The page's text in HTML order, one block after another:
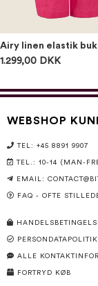
Airy linen elastik
1.299,00 DKK
WEBSHOP
TEL: +45 8891 9907
TEL.: 10-14 (MAN-
EMAIL:
FAQ - OFTE
PERSONDATAPOLITIK
ALLE
FORTRYD KØB